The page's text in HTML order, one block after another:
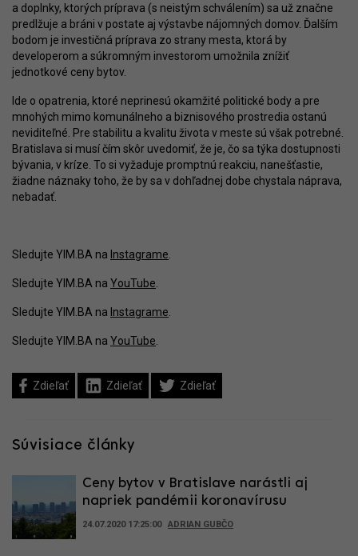
a doplnky, ktorých príprava (s neistým schválením) sa už značne
predlžuje a bráni v postate aj výstavbe nájomných domov. Ďalším
bodom je investičná príprava zo strany mesta, ktorá by
developerom a súkromným investorom umožnila znížiť
jednotkové ceny bytov.
Ide o opatrenia, ktoré neprinesú okamžité politické body a pre
mnohých mimo komunálneho a biznisového prostredia ostanú
neviditeľné. Pre stabilitu a kvalitu života v meste sú však potrebné.
Bratislava si musí čím skôr uvedomiť, že je, čo sa týka dostupnosti
bývania, v kríze. To si vyžaduje promptnú reakciu, nanešťastie,
žiadne náznaky toho, že by sa v dohľadnej dobe chystala náprava,
nebadať.
Sledujte YIM.BA na Instagrame
Sledujte YIM.BA na YouTube
Sledujte YIM.BA na Instagrame
Sledujte YIM.BA na YouTube
Zdieľať Zdieľať Zdieľať
Súvisiace články
Ceny bytov v Bratislave narástli aj
napriek pandémii koronavírusu
24.07.2020 17:25:00 ADRIAN GUBČO